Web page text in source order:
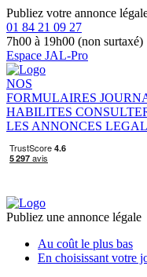
Publiez votre annonce
01 84 21 09 27
7h00 à 19h00 (non surtaxé)
Espace JAL-Pro
NOS
FORMULAIRES
HABILITES
LES ANNONCES
Publiez une annonce légale
Au coût le plus bas
En choisissant votre